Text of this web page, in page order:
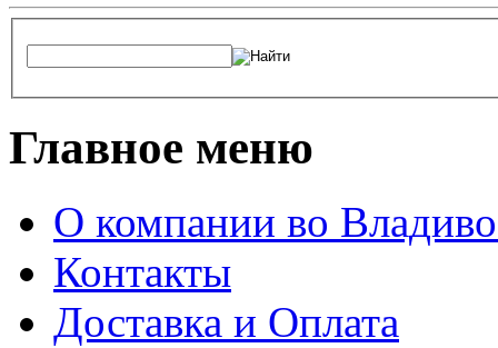
Главное меню
О компании во
Контакты
Доставка и Оплата